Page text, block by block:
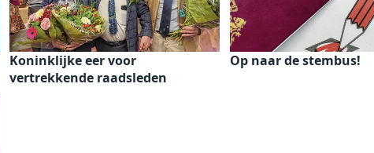
Koninklijke eer voor
vertrekkende raadsleden
Op naar de stembus!